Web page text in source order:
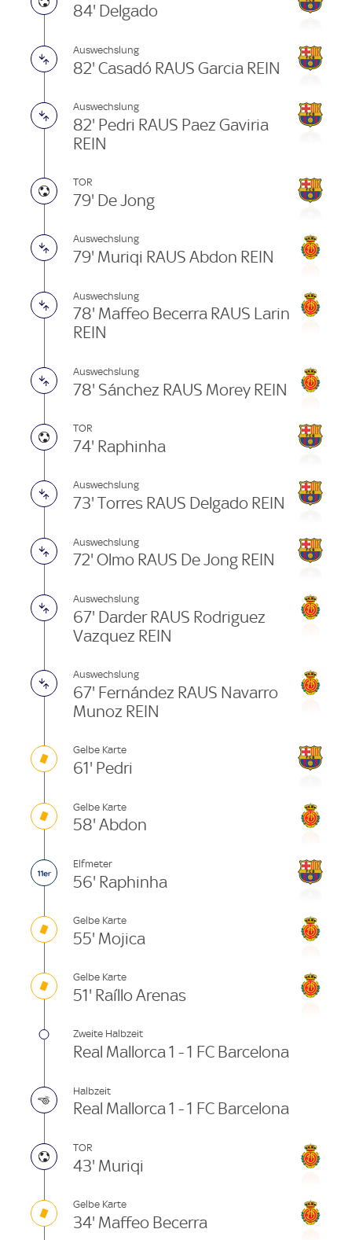
84' Delgado
Auswechslung
82' Casadó RAUS Garcia REIN
Auswechslung
82' Pedri RAUS Paez Gaviria
REIN
TOR
79' De Jong
Auswechslung
79' Muriqi RAUS Abdon REIN
Auswechslung
78' Maffeo Becerra RAUS Larin
REIN
Auswechslung
78' Sánchez RAUS Morey REIN
TOR
74' Raphinha
Auswechslung
73' Torres RAUS Delgado REIN
Auswechslung
72' Olmo RAUS De Jong REIN
Auswechslung
67' Darder RAUS Rodriguez
Vazquez REIN
Auswechslung
67' Fernández RAUS Navarro
Munoz REIN
Gelbe Karte
61' Pedri
Gelbe Karte
58' Abdon
Elfmeter
56' Raphinha
Gelbe Karte
55' Mojica
Gelbe Karte
51' Raíllo Arenas
Zweite Halbzeit
Real Mallorca 1 - 1 FC Barcelona
Halbzeit
Real Mallorca 1 - 1 FC Barcelona
TOR
43' Muriqi
Gelbe Karte
34' Maffeo Becerra